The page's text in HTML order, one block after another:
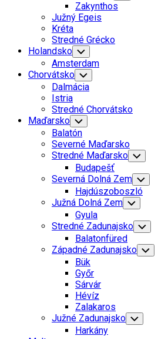
Child
Menu
Zakynthos
Južný Egeis
Kréta
Stredné Grécko
Holandsko Toggle
Child
Menu
Amsterdam
Chorvátsko Toggle
Child
Menu
Dalmácia
Istria
Stredné Chorvátsko
Maďarsko Toggle
Child
Menu
Balatón
Severné Maďarsko
Stredné Maďarsko Toggle
Child
Menu
Budapešť
Severná Dolná Zem Toggle
Child
Menu
Hajdúszoboszló
Južná Dolná Zem Toggle
Child
Menu
Gyula
Stredné Zadunajsko Toggle
Child
Menu
Balatonfüred
Západné Zadunajsko
Child
Bük
Győr
Sárvár
Hévíz
Zalakaros
Južné Zadunajsko Toggle
Child
Harkány